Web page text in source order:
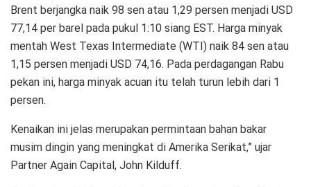
Brent berjangka naik 98 sen atau 1,29 persen menjadi USD
77,14 per barel pada pukul 1:10 siang EST. Harga minyak
mentah West Texas Intermediate (WTI) naik 84 sen atau
1,15 persen menjadi USD 74,16. Pada perdagangan Rabu
pekan ini, harga minyak acuan itu telah turun lebih dari 1
persen.
Kenaikan ini jelas merupakan permintaan bahan bakar
musim dingin yang meningkat di Amerika Serikat,” ujar
Partner Again Capital, John Kilduff.